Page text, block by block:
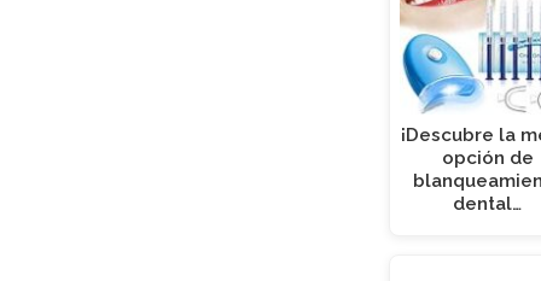
¡Descubre la
opción de
dental…